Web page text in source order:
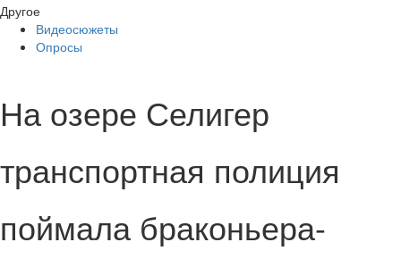
Другое
Видеосюжеты
Опросы
На озере Селигер
транспортная полиция
поймала браконьера-